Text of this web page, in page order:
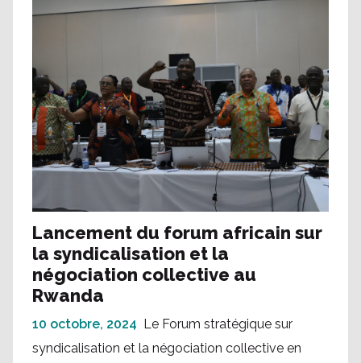
Lancement du forum africain sur
la syndicalisation et la
négociation collective au
Rwanda
10 octobre, 2024 Le Forum stratégique sur
syndicalisation et la négociation collective en